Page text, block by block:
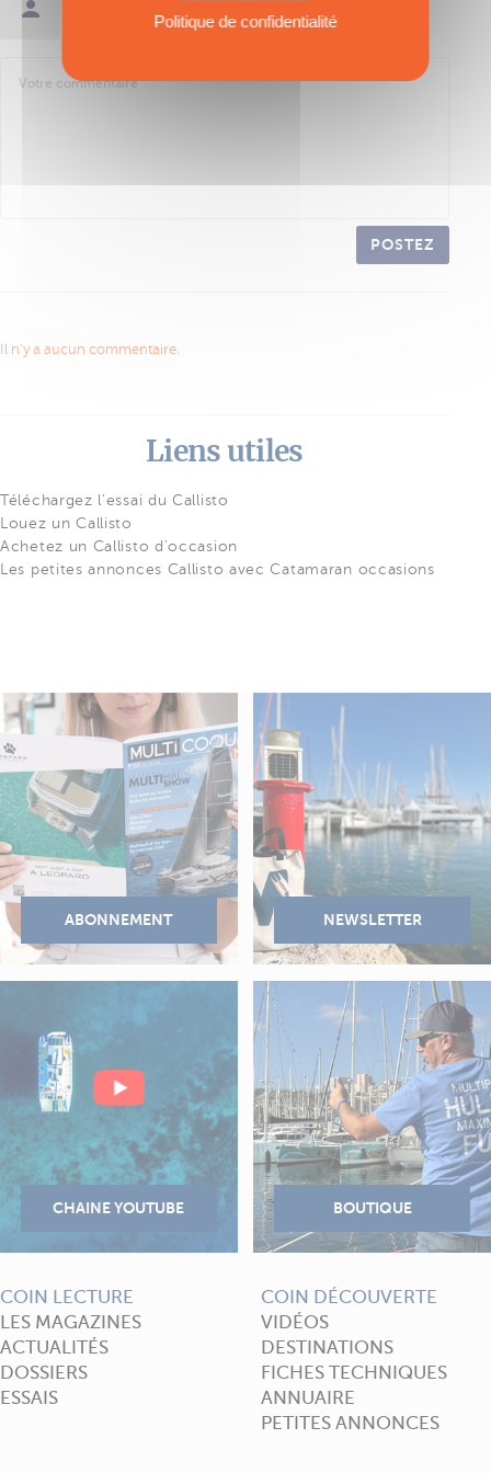
POSTEZ
Il n'y a aucun commentaire.
Liens utiles
Téléchargez l'essai du Callisto
Louez un Callisto
Achetez un Callisto d'occasion
Les petites annonces Callisto avec Catamaran occasions
COIN LECTURE
LES MAGAZINES
ACTUALITÉS
DOSSIERS
ESSAIS
COIN DÉCOUVERTE
VIDÉOS
DESTINATIONS
FICHES TECHNIQUES
ANNUAIRE
PETITES ANNONCES
Politique de confidentialité